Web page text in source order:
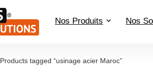
Nos Produits Nos
Products tagged “usinage acier Maroc”